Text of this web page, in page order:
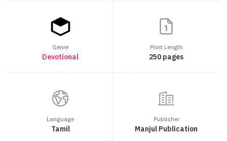
Genre
Devotional
Print Length
250 pages
Language
Tamil
Publisher
Manjul Publication